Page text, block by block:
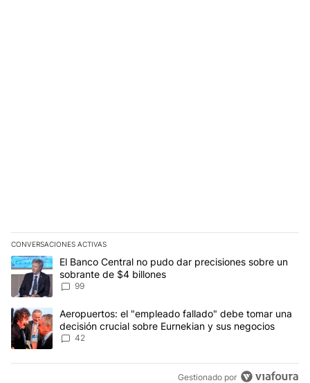
CONVERSACIONES ACTIVAS
Este listado muestra los artículos con más comentarios en los
Un artículo de tendencia con el título "El Banco Central no pudo
El Banco Central no pudo dar precisiones sobre un
sobrante de $4 billones
99
Un artículo de tendencia con el título "Aeropuertos: el
Aeropuertos: el "empleado fallado" debe tomar una
decisión crucial sobre Eurnekian y sus negocios
42
Gestionado por